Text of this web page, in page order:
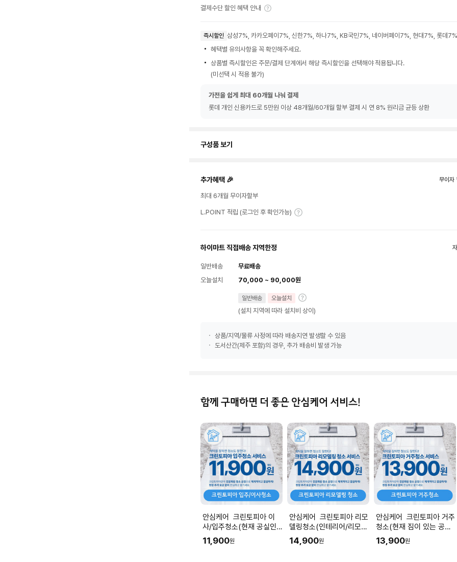
결제수단 할인 혜택 안내
즉시할인 삼성7%, 카카오페이7%, 신한7%, 하나7%, KB국민7%, 네이버페이7%, 현대7%, 롯데7%
혜택별 유의사항을 꼭 확인해주세요.
상품별 즉시할인은 주문/결제 단계에서 해당 즉시할인을 선택해야 적용됩니다.
(미선택 시 적용 불가)
가전을 쉽게 최대 60개월 나눠 결제
롯데 개인 신용카드로 5만원 이상 48개월/60개월 할부 결제 시 연 8% 원리금 균등 상환
구성품 보기
추가혜택 🎉 무이자
최대 6개월 무이자할부
L.POINT 적립 (로그인 후 확인가능)
하이마트 직접배송 지역한정
일반배송
무료배송
오늘설치
70,000 ~ 90,000원
일반배송 오늘설치
(설치 지역에 따라 설치비 상이)
상품/지역/물류 사정에 따라 배송지연 발생할 수 있음
도서산간(제주 포함)의 경우, 추가 배송비 발생 가능
함께 구매하면 더 좋은 안심케어 서비스!
안심케어 크린토피아 이
사/입주청소(현재 공실인
공간청소) I 공간 평수에 맞
춰 수량을 입력해주세요.
11,900원
안심케어 크린토피아 리모
델링청소(인테리어/리모델
링 공사 직후) I 공간 평수
에 맞춰 수량을 입력해주세
14,900원
안심케어 크린토피아 거주
청소(현재 짐이 있는 공간
청소) I 공간 평수에 맞춰
수량을 입력해주세요.
13,900원